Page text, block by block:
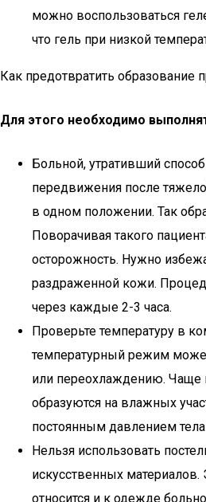
можно воспользоваться
что гель при низкой
Как предотвратить образование
Для этого необходимо
Больной, утративший
передвижения после
в одном положении. Так
Поворачивая такого
осторожность. Нужно
раздраженной кожи.
через каждые 2-3 часа.
Проверьте температуру в
температурный режим
или переохлаждению. Чаще
образуются на влажных
постоянным давлением
Нельзя использовать
искусственных материалов.
относится и к одежде